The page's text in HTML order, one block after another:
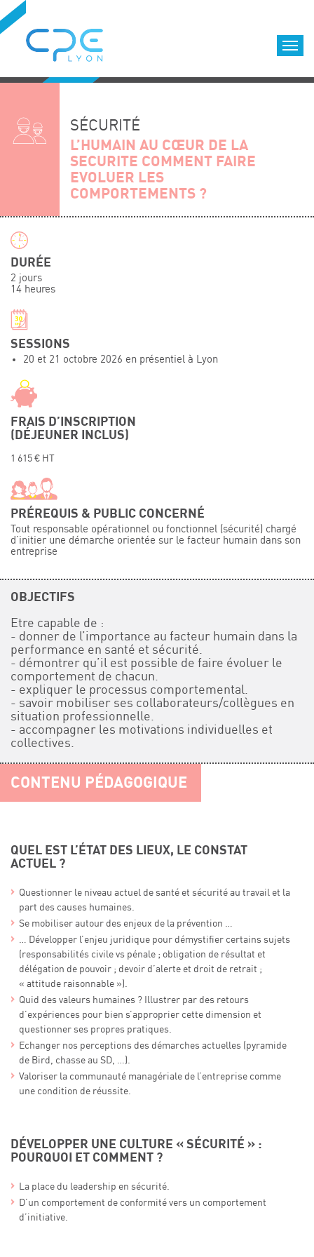
Formations qualifiantes
Formations diplômantes
Infos pratiques
Déroulement des formations
Symposium on Chain Transfer Catalysis for
sustainability – September 15 and 16, 2026
Contacts
SÉCURITÉ
L’HUMAIN AU CŒUR DE LA
SECURITE COMMENT FAIRE
EVOLUER LES
COMPORTEMENTS ?
DURÉE
2 jours
14 heures
SESSIONS
20 et 21 octobre 2026 en présentiel à Lyon
FRAIS D’INSCRIPTION
(DÉJEUNER INCLUS)
1 615 € HT
PRÉREQUIS & PUBLIC CONCERNÉ
Tout responsable opérationnel ou fonctionnel (sécurité) chargé
d’initier une démarche orientée sur le facteur humain dans son
entreprise
OBJECTIFS
Etre capable de :
- donner de l’importance au facteur humain dans la
performance en santé et sécurité.
- démontrer qu’il est possible de faire évoluer le
comportement de chacun.
- expliquer le processus comportemental.
- savoir mobiliser ses collaborateurs/collègues en
situation professionnelle.
- accompagner les motivations individuelles et
collectives.
CONTENU PÉDAGOGIQUE
QUEL EST L’ÉTAT DES LIEUX, LE CONSTAT
ACTUEL ?
Questionner le niveau actuel de santé et sécurité au travail et la
part des causes humaines.
Se mobiliser autour des enjeux de la prévention …
… Développer l’enjeu juridique pour démystifier certains sujets
(responsabilités civile vs pénale ; obligation de résultat et
délégation de pouvoir ; devoir d’alerte et droit de retrait ;
« attitude raisonnable »).
Quid des valeurs humaines ? Illustrer par des retours
d’expériences pour bien s’approprier cette dimension et
questionner ses propres pratiques.
Echanger nos perceptions des démarches actuelles (pyramide
de Bird, chasse au SD, …).
Valoriser la communauté managériale de l’entreprise comme
une condition de réussite.
DÉVELOPPER UNE CULTURE « SÉCURITÉ » :
POURQUOI ET COMMENT ?
La place du leadership en sécurité.
D’un comportement de conformité vers un comportement
d’initiative.
Cookies management panel